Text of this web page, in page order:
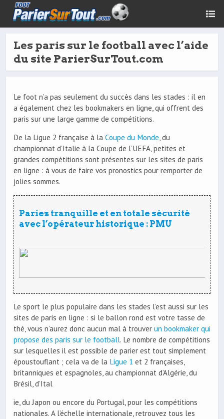
Les paris sur le football avec l’aide
du site ParierSurTout.com
Le foot n’a pas seulement du succès dans les stades : il en
a également chez les bookmakers en ligne, qui offrent des
paris sur une large gamme de compétitions.
De la Ligue 2 française à la Coupe du Monde, du
championnat d’Italie à la Coupe de l’UEFA, petites et
grandes compétitions sont présentes sur les sites de paris
en ligne : à vous de faire vos pronostics pour remporter de
jolies sommes.
Pariez tranquille et en totale sécurité
avec l’opérateur historique : PMU
Le sport le plus populaire dans les stades l’est aussi sur les
sites de paris en ligne : si le ballon rond est votre tasse de
thé, vous n’aurez donc aucun mal à trouver un bookmaker qui
propose des paris sur le football. Le nombre de compétitions
sur lesquelles il est possible de parier est tout simplement
époustouflant ; cela va de la Ligue 1 et 2 françaises,
britanniques et espagnoles, au championnat d’Algérie, du
Brésil, d’Ital
ie, du Japon ou encore du Portugal, pour les compétitions
nationales. A l’échelle internationale, retrouvez tous les